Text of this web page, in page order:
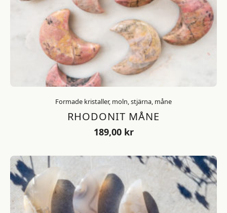
Formade kristaller, moln, stjärna, måne
RHODONIT MÅNE
189,00 kr